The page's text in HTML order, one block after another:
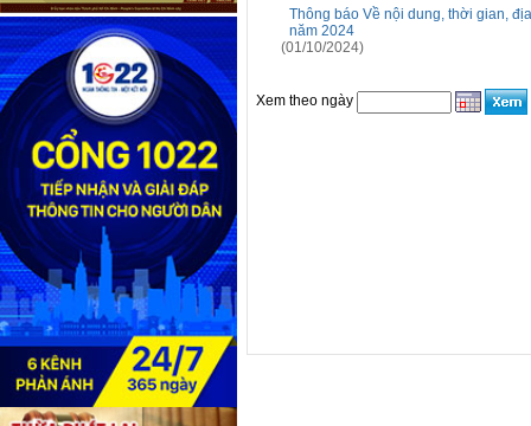
Thông báo Về nội dung, thời gian,
năm 2024
(01/10/2024)
Xem theo ngày